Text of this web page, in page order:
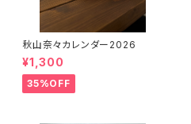
秋山奈々カレンダー2026
¥1,300
35%OFF